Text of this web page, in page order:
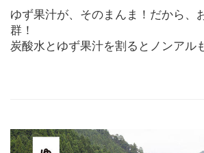
ゆず果汁が、そのまんま！だから、
群！
炭酸水とゆず果汁を割るとノンアル